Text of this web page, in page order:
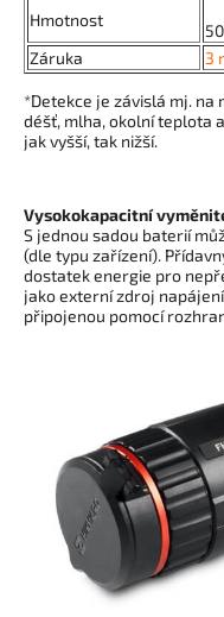
Hmotnost
Záruka
3
*Detekce je závislá mj. na
déšť, mlha, okolní teplota
jak vyšší, tak nižší.
Vysokokapacitní
S jednou sadou baterií
(dle typu zařízení).
dostatek energie pro
jako externí zdroj
připojenou pomocí